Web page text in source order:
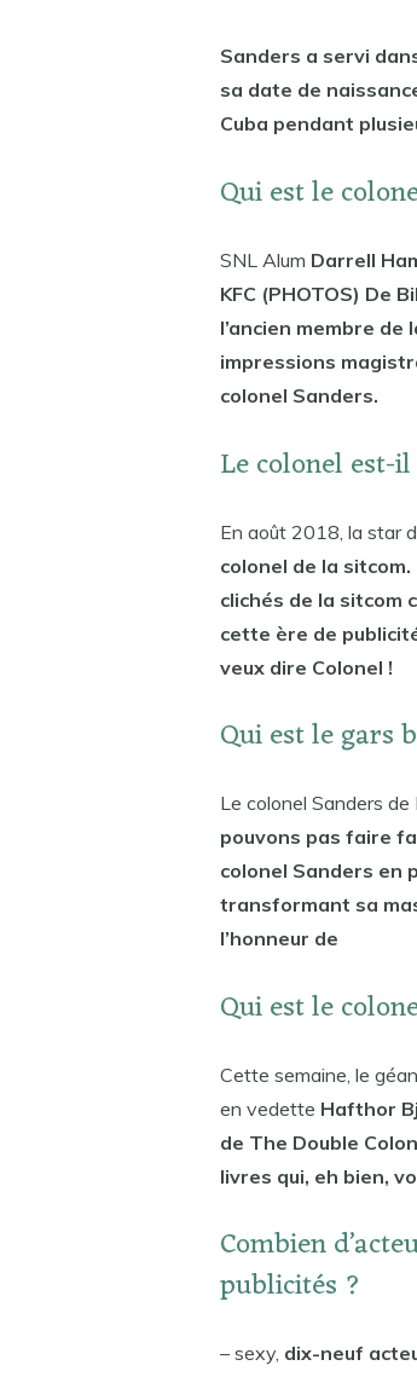
Sanders a servi
sa date de
Cuba pendant
Qui est le
SNL Alum Darrell
KFC (PHOTOS) De
l’ancien membre
impressions
colonel Sanders.
Le colonel est-
En août 2018, la star
colonel de la
clichés de la sitcom
cette ère de
veux dire Colonel !
Qui est le gars
Le colonel Sanders de
pouvons pas faire
colonel Sanders en
transformant sa
l’honneur de
Qui est le
Cette semaine, le
en vedette Hafthor
de The Double
livres qui, eh bien,
Combien
publicités ?
– sexy, dix-neuf